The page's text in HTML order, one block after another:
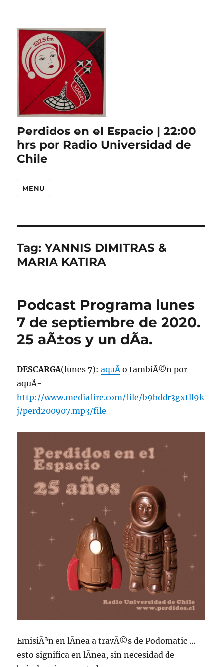
Perdidos en el Espacio | 22:00
hrs por Radio Universidad de
Chile
MENU
Tag:YANNIS DIMITRAS &
MARIA KATIRA
Podcast Programa lunes
7 de septiembre de 2020.
25 aÃ±os y un dÃ­a.
DESCARGA(lunes 7):aquÃ­o tambiÃ©n por
aquÃ­
http://www.mediafire.com/file/b9bddr3gxtll9k
j/perd200907.mp3/file
EmisiÃ³n en lÃ­nea a travÃ©s de Podomatic …
esto significa en lÃ­nea, sin necesidad de